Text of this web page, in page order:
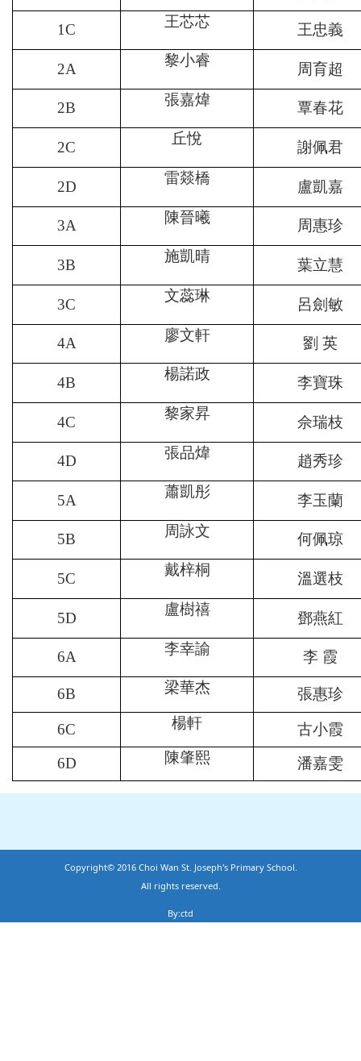
1C 王芯芯 王忠義
2A
黎小睿
周育超
2B 張嘉煒 覃春花
2C
丘悅
謝佩君
2D
雷燚橋
盧凱嘉
3A 陳晉曦 周惠珍
3B
施凱晴
葉立慧
3C
文蕊琳
呂劍敏
4A 廖文軒 劉 英
4B
楊諾政
李寶珠
4C
黎家昇
佘瑞枝
4D 張品煒 趙秀珍
5A
蕭凱彤
李玉蘭
5B 周詠文 何佩琼
5C
戴梓桐
溫選枝
5D
盧樹禧
鄧燕紅
6A 李幸諭 李 霞
6B 梁華杰 張惠珍
6C 楊軒
古小霞
6D
陳肇熙 潘嘉雯
Copyright© 2016 Choi Wan St. Joseph's Primary School.
All rights reserved.
By:ctd